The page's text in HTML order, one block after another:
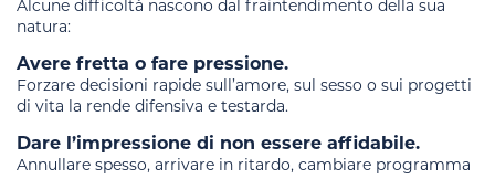
Alcune difficoltà nascono dal fraintendimento della sua
natura:
Avere fretta o fare pressione.
Forzare decisioni rapide sull’amore, sul sesso o sui progetti
di vita la rende difensiva e testarda.
Dare l’impressione di non essere affidabile.
Annullare spesso, arrivare in ritardo, cambiare programma